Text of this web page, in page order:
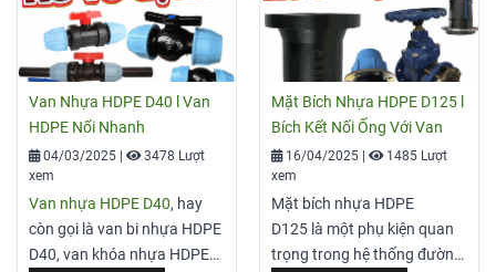
Polyethylene) - một loại
nhựa nhiệt dẻo có độ bền
cao, chịu được áp lực lớn và
chống ăn mòn tốt. Co
D50 nhựa HDPE có đường
kính danh định 50mm,
thường được sử dụng trong
nước, dẫn hóa chất, hoặc
các ứng dụng công nghiệp
khác
liệu HDPE (High-Density
Polyethylene). Với kích
thước đường kính ngoài
250mm (D250), tê nhựa
HDPE này được sử dụng để
kết nối ba đoạn ống HDPE
có cùng đường kính, tạo
trong hệ thống đường
ống. Công dụng chính của
nó là phân chia hoặc hợp
Van Nhựa HDPE D40 l Van
HDPE Nối Nhanh
04/03/2025
3478 Lượt
xem
Van nhựa HDPE D40, hay
còn gọi là van bi nhựa HDPE
D40, van khóa nhựa HDPE
Mặt Bích Nhựa HDPE D125 l
Bích Kết Nối Ống Với Van
16/04/2025
1485 Lượt
xem
Mặt bích nhựa HDPE
D125 là một phụ kiện quan
trọng trong hệ thống đường